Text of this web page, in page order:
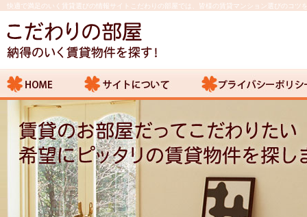
快適で満足のいく賃貸選びの情報サイトこだわりの部屋では、皆様の賃貸マンション選びのコツ